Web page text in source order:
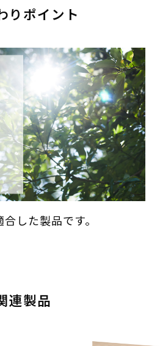
りポイント
した製品です。
連製品